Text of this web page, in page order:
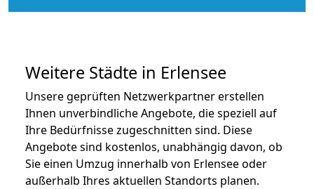
Weitere Städte in Erlensee
Unsere geprüften Netzwerkpartner erstellen
Ihnen unverbindliche Angebote, die speziell auf
Ihre Bedürfnisse zugeschnitten sind. Diese
Angebote sind kostenlos, unabhängig davon, ob
Sie einen Umzug innerhalb von Erlensee oder
außerhalb Ihres aktuellen Standorts planen.